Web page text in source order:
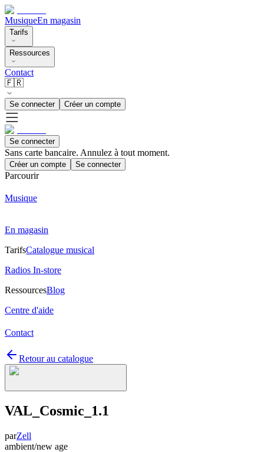
MusiqueEn magasin
Tarifs
Ressources
Contact
🇫🇷
Se connecter Créer un compte
Se connecter
Sans carte bancaire. Annulez à tout moment.
Créer un compte Se connecter
Parcourir
Musique
En magasin
TarifsCatalogue musical
Radios In-store
RessourcesBlog
Centre d'aide
Contact
Retour au catalogue
VAL_Cosmic_1.1
parZell
ambient/new age